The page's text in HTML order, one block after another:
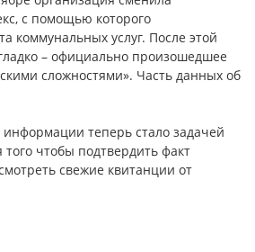
с помощью которого
коммунальных услуг. После этой
– официально произошедшее
сложностями». Часть данных об
информации теперь стало задачей
чтобы подтвердить факт
свежие квитанции от